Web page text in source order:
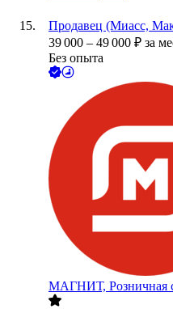
Продавец (Миасс,
39 000 – 49 000 ₽ за
Без опыта
МАГНИТ, Розничная